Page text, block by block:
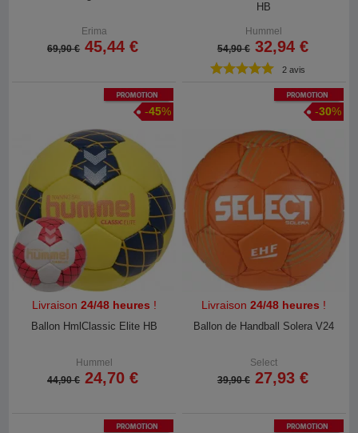
Erima
69,90 € 45,44 €
HB
Hummel
54,90 € 32,94 €
2 avis
Promotion
-45%
Livraison 24/48 heures !
Ballon HmlClassic Elite HB
Hummel
44,90 € 24,70 €
Promotion
-30%
Livraison24/48 heures !
Ballon de Handball Solera V24
Select
39,90 € 27,93 €
Promotion Promotion